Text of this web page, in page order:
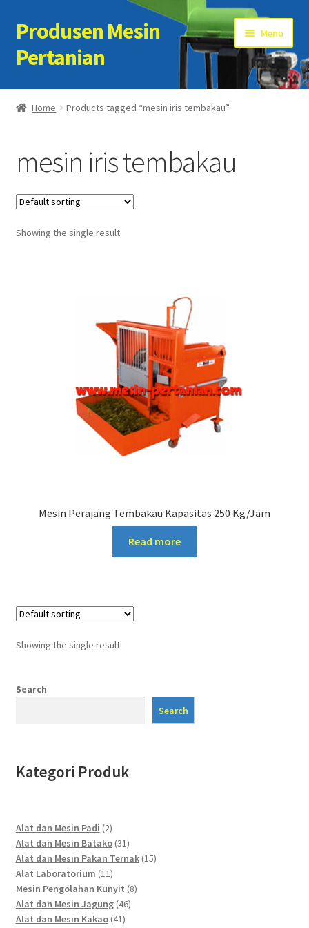
Skip
to
navigation
Skip
to
content
Produsen Mesin
Pertanian
Menu
Home
Cart
Checkout
Kontak Kami
Home Products tagged “mesin iris tembakau”
mesin iris tembakau
Showing the single result
Mesin Perajang Tembakau Kapasitas 250 Kg/Jam
Read more
Showing the single result
Search
Search
Kategori Produk
Alat dan Mesin Padi 22
products
Alat dan Mesin Batako 3131
products
Alat dan Mesin Pakan Ternak 1515
Alat Laboratorium 1111
products
Mesin Pengolahan Kunyit 88
Alat dan Mesin Jagung 4646
Alat dan Mesin Kakao 4141